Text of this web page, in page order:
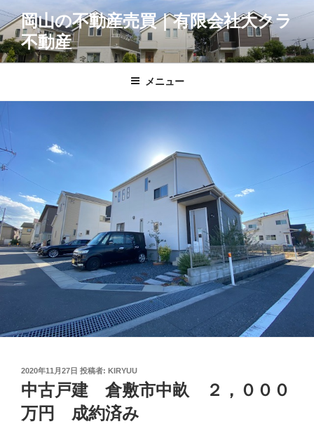
コ
ン
テ
ン
岡山の不動産売買｜有限会社大クラ
不動産
メニュー
投
日:
2020年11月27日 投稿者: KIRYUU
中古戸建 倉敷市中畝 ２，０００
万円 成約済み